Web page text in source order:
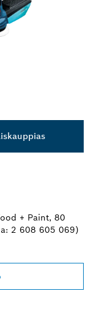
+ Paint, 80
2 608 605 069)